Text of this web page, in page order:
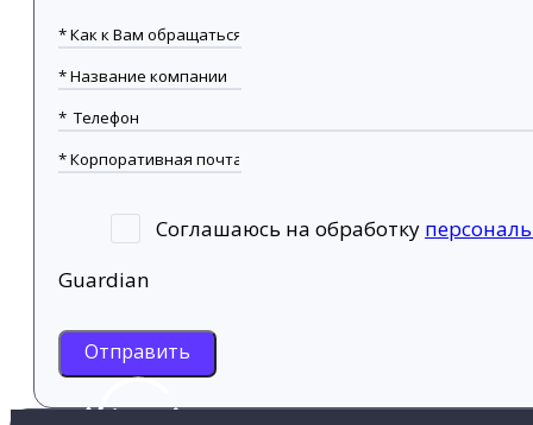
Соглашаюсь на обработку
Guardian
Отправить